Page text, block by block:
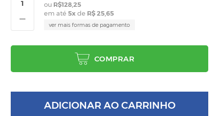
R$128,25
em até5x de R$ 25,65
ver mais formas de pagamento
COMPRAR
ADICIONAR AO CARRINHO